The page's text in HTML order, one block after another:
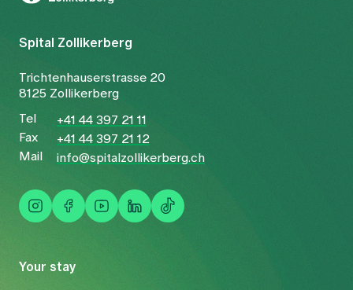
Your stay
Spital Zollikerberg
Trichtenhauserstrasse 20
8125 Zollikerberg
Tel
+41 44 397 21 11
Fax
+41 44 397 21 12
Mail
info@spitalzollikerberg.ch